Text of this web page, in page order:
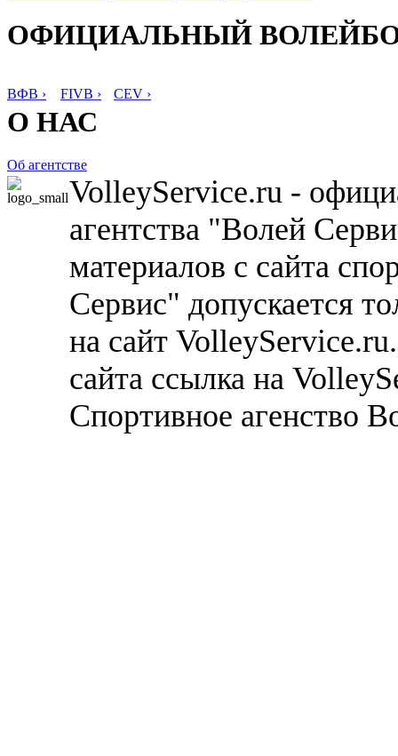
ОФИЦИАЛЬНЫЙ
ВФВ › FIVB › CEV ›
О НАС
Об агентстве
VolleyService.ru -
агентства "Волей
материалов с сайта
Сервис" допускается
на сайт
сайта ссылка на
Спортивное агенство